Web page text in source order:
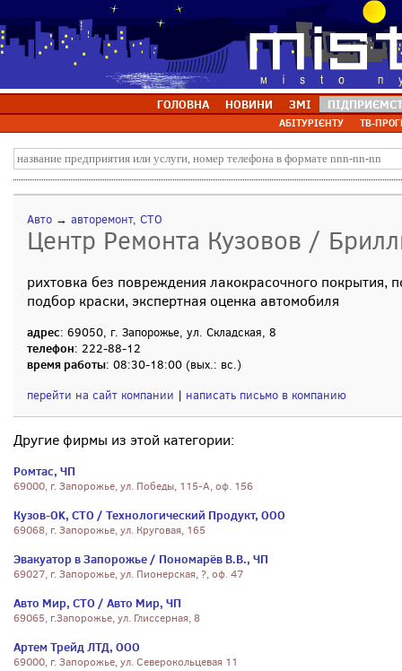
ГОЛОВНА НОВИНИ ЗМІ
АБІТУРІЄНТУ ТВ-
Авто → авторемонт, СТО
Центр Ремонта Кузовов /
рихтовка без повреждения лакокрасочного покрытия,
подбор краски, экспертная оценка автомобиля
адрес: 69050, г. Запорожье, ул. Складская, 8
телефон: 222-88-12
время работы: 08:30-18:00 (вых.: вс.)
перейти на сайт компании | написать письмо в компанию
Другие фирмы из этой категории:
Ромтас, ЧП
69000, г. Запорожье, ул. Победы, 115-А, оф. 156
Кузов-OK, СТО / Технологический Продукт, ООО
69068, г. Запорожье, ул. Круговая, 165
Эвакуатор в Запорожье / Пономарёв В.В., ЧП
69027, г. Запорожье, ул. Пионерская, ?, оф. 47
Авто Мир, СТО / Авто Мир, ЧП
69065, г.Запорожье, ул. Глиссерная, 8
Артем Трейд ЛТД, ООО
69000, г. Запорожье, ул. Северокольцевая 11